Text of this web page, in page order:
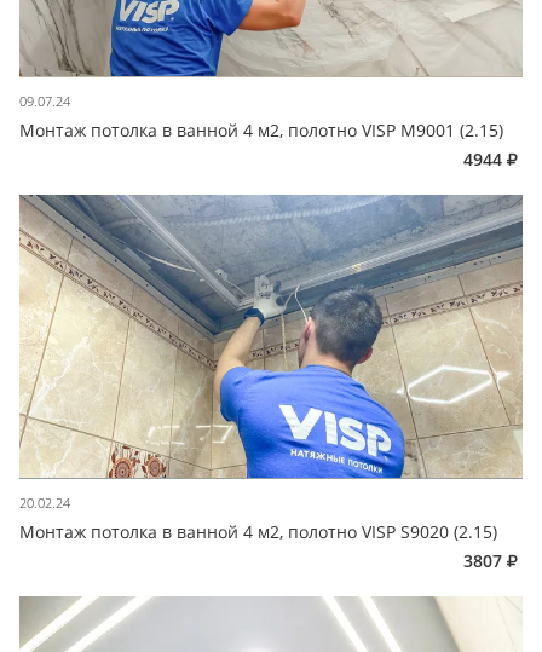
09.07.24
Монтаж потолка в ванной 4 м2, полотно VISP M9001 (2.15)
4944
20.02.24
Монтаж потолка в ванной 4 м2, полотно VISP S9020 (2.15)
3807